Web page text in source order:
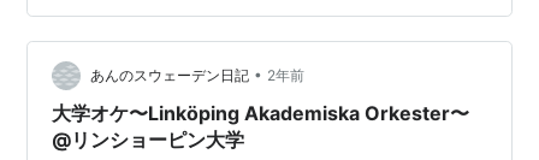
学 - あんのスウェーデン日記 今回のオープンリハーサル
では、以下の曲を弾きました。 Suite of dances Harry
Potter and Pr…
あんのスウェーデン日記 • 2年前
大学オケ〜Linköping Akademiska Orkester〜
@リンショーピン大学